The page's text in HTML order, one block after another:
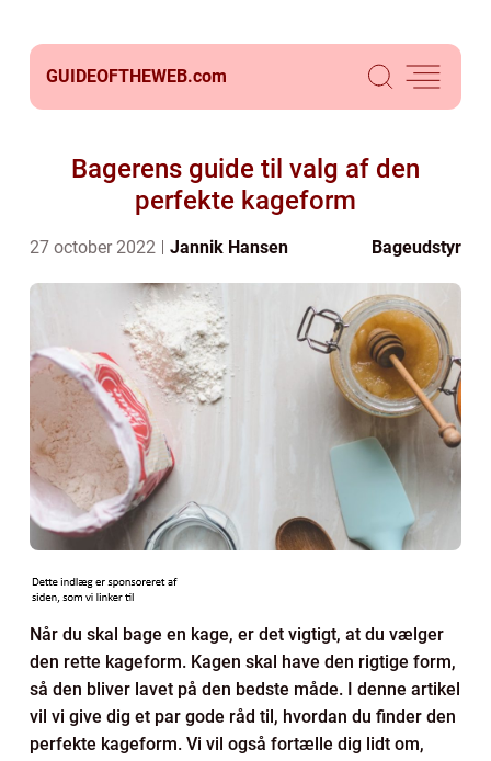
GUIDEOFTHEWEB.com
Bagerens guide til valg af den
perfekte kageform
27 october 2022 Jannik Hansen Bageudstyr
Når du skal bage en kage, er det vigtigt, at du vælger
den rette kageform. Kagen skal have den rigtige form,
så den bliver lavet på den bedste måde. I denne artikel
vil vi give dig et par gode råd til, hvordan du finder den
perfekte kageform. Vi vil også fortælle dig lidt om,